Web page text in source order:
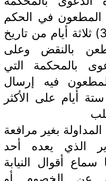
في الحكم
الصادر فيها خلال (3) ثلاثة أيام من تاريخ
بالنقض وعلى
بالمحكمة التي
فيه إرسال
خلال (6) ستة أيام على الأكثر
بغير مرافعة
الذي يعده أحد
سماع أقوال النيابة